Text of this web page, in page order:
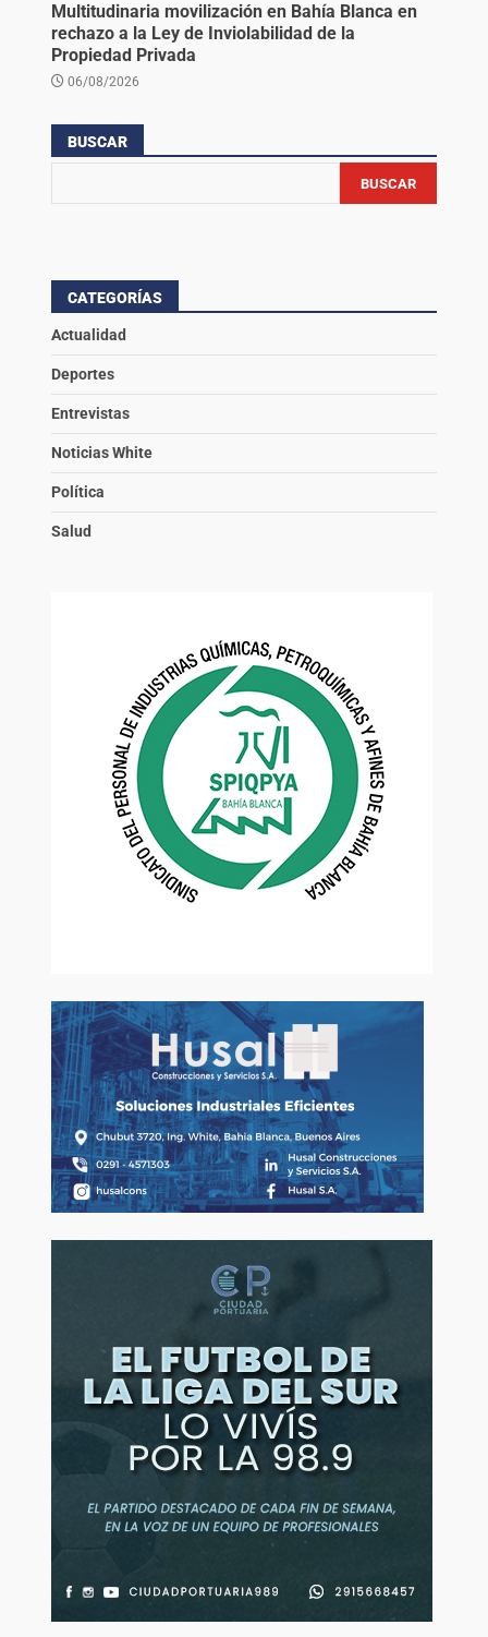
Multitudinaria movilización en Bahía Blanca en
rechazo a la Ley de Inviolabilidad de la
Propiedad Privada
06/08/2026
BUSCAR
BUSCAR
CATEGORÍAS
Actualidad
Deportes
Entrevistas
Noticias White
Política
Salud